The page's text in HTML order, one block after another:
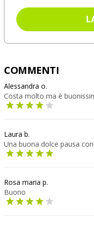
COMMENTI
Alessandra o.
Costa molto ma è
Laura b.
Una buona dolce pausa
Rosa maria p.
Buono